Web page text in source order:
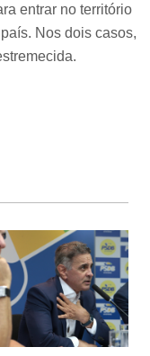
entrar no território
Nos dois casos,